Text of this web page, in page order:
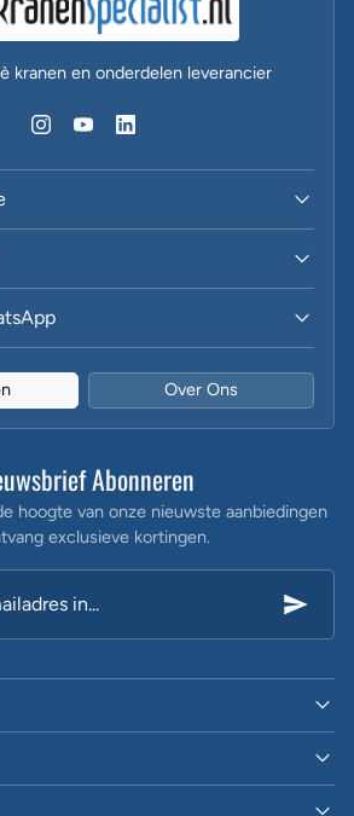
kranen en onderdelen leverancier
Over Ons
Abonneren
hoogte van onze nieuwste aanbiedingen
exclusieve kortingen.
in...